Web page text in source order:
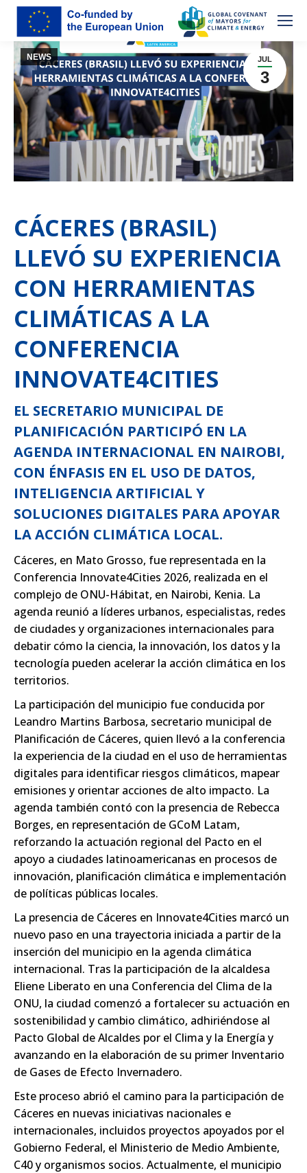
JUL
3
NEWS
CÁCERES (BRASIL)
LLEVÓ SU EXPERIENCIA
CON HERRAMIENTAS
CLIMÁTICAS A LA
CONFERENCIA
INNOVATE4CITIES
EL SECRETARIO MUNICIPAL DE
PLANIFICACIÓN PARTICIPÓ EN LA
AGENDA INTERNACIONAL EN NAIROBI,
CON ÉNFASIS EN EL USO DE DATOS,
INTELIGENCIA ARTIFICIAL Y
SOLUCIONES DIGITALES PARA APOYAR
LA ACCIÓN CLIMÁTICA LOCAL.
Cáceres, en Mato Grosso, fue representada en la
Conferencia Innovate4Cities 2026, realizada en el
complejo de ONU-Hábitat, en Nairobi, Kenia. La
agenda reunió a líderes urbanos, especialistas, redes
de ciudades y organizaciones internacionales para
debatir cómo la ciencia, la innovación, los datos y la
tecnología pueden acelerar la acción climática en los
territorios.
La participación del municipio fue conducida por
Leandro Martins Barbosa, secretario municipal de
Planificación de Cáceres, quien llevó a la conferencia
la experiencia de la ciudad en el uso de herramientas
digitales para identificar riesgos climáticos, mapear
emisiones y orientar acciones de alto impacto. La
agenda también contó con la presencia de Rebecca
Borges, en representación de GCoM Latam,
reforzando la actuación regional del Pacto en el
apoyo a ciudades latinoamericanas en procesos de
innovación, planificación climática e implementación
de políticas públicas locales.
La presencia de Cáceres en Innovate4Cities marcó un
nuevo paso en una trayectoria iniciada a partir de la
inserción del municipio en la agenda climática
internacional. Tras la participación de la alcaldesa
Eliene Liberato en una Conferencia del Clima de la
ONU, la ciudad comenzó a fortalecer su actuación en
sostenibilidad y cambio climático, adhiriéndose al
Pacto Global de Alcaldes por el Clima y la Energía y
avanzando en la elaboración de su primer Inventario
de Gases de Efecto Invernadero.
Este proceso abrió el camino para la participación de
Cáceres en nuevas iniciativas nacionales e
internacionales, incluidos proyectos apoyados por el
Gobierno Federal, el Ministerio de Medio Ambiente,
C40 y organismos socios. Actualmente, el municipio